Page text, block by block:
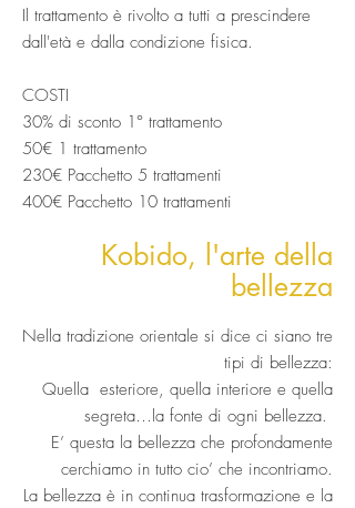
Il trattamento è rivolto a tutti a prescindere
dall'età e dalla condizione fisica.
COSTI
30% di sconto 1° trattamento
50€ 1 trattamento
230€ Pacchetto 5 trattamenti
400€ Pacchetto 10 trattamenti
Kobido, l'arte della
bellezza
Nella tradizione orientale si dice ci siano tre
tipi di bellezza:
Quella esteriore, quella interiore e quella
segreta…la fonte di ogni bellezza.
E’ questa la bellezza che profondamente
cerchiamo in tutto cio’ che incontriamo.
La bellezza è in continua trasformazione e la